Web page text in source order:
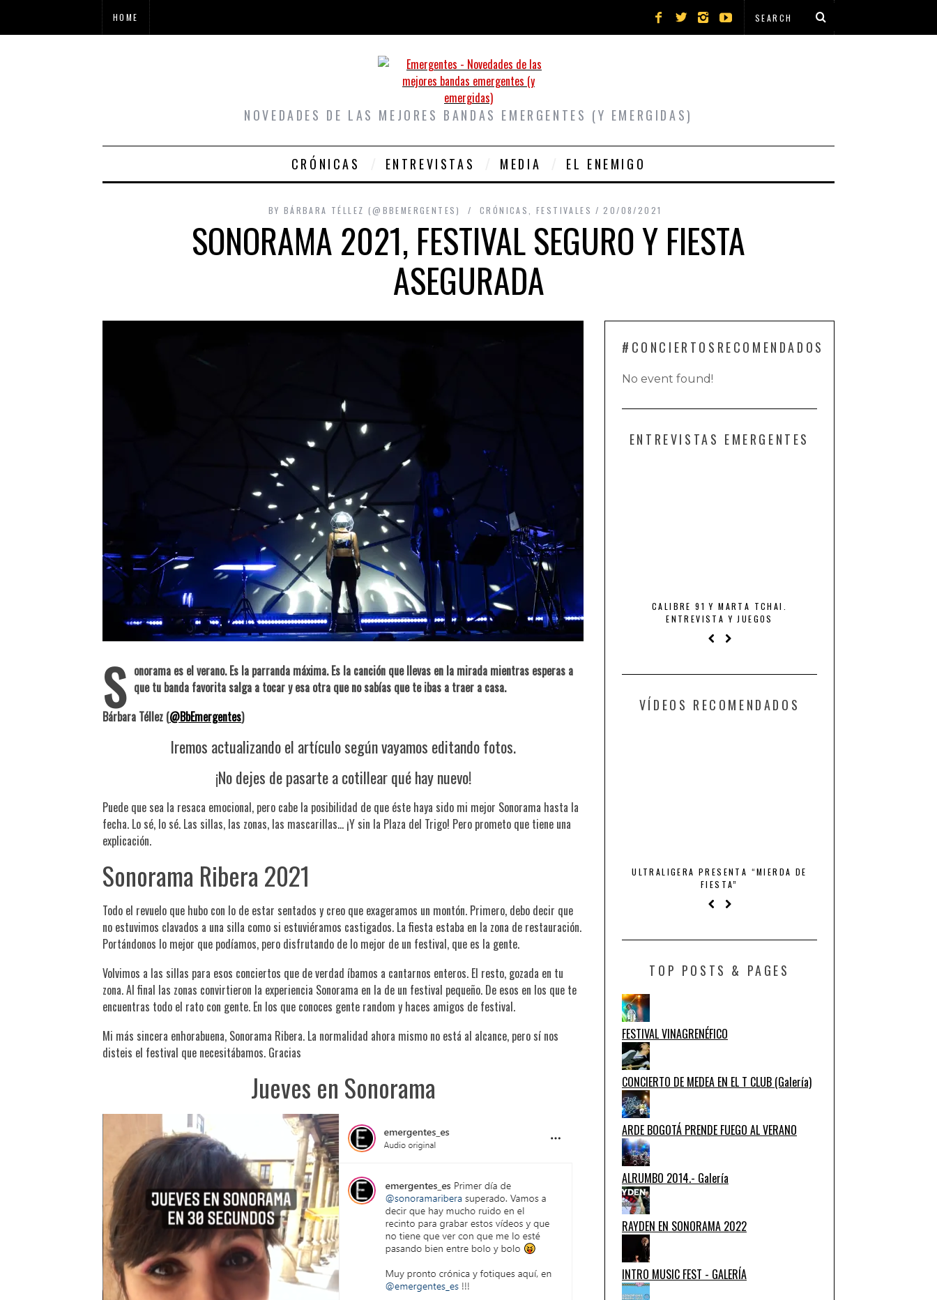
HOME
NOVEDADES DE LAS MEJORES BANDAS EMERGENTES (Y EMERGIDAS)
CRÓNICAS ENTREVISTAS MEDIA EL ENEMIGO
BY BÁRBARA TÉLLEZ (@BBEMERGENTES) CRÓNICAS ,FESTIVALES 20/08/2021
SONORAMA 2021, FESTIVAL SEGURO Y FIESTA
ASEGURADA
S onorama es el verano. Es la parranda máxima. Es la canción que llevas en la mirada mientras esperas a
que tu banda favorita salga a tocar y esa otra que no sabías que te ibas a traer a casa.
Bárbara Téllez (@BbEmergentes)
Iremos actualizando el artículo según vayamos editando fotos.
¡No dejes de pasarte a cotillear qué hay nuevo!
Puede que sea la resaca emocional, pero cabe la posibilidad de que éste haya sido mi mejor Sonorama hasta la
fecha. Lo sé, lo sé. Las sillas, las zonas, las mascarillas… ¡Y sin la Plaza del Trigo! Pero prometo que tiene una
explicación.
Sonorama Ribera 2021
Todo el revuelo que hubo con lo de estar sentados y creo que exageramos un montón. Primero, debo decir que
no estuvimos clavados a una silla como si estuviéramos castigados. La fiesta estaba en la zona de restauración.
Portándonos lo mejor que podíamos, pero disfrutando de lo mejor de un festival, que es la gente.
Volvimos a las sillas para esos conciertos que de verdad íbamos a cantarnos enteros. El resto, gozada en tu
zona. Al final las zonas convirtieron la experiencia Sonorama en la de un festival pequeño. De esos en los que te
encuentras todo el rato con gente. En los que conoces gente random y haces amigos de festival.
Mi más sincera enhorabuena, Sonorama Ribera. La normalidad ahora mismo no está al alcance, pero sí nos
disteis el festival que necesitábamos. Gracias
Jueves en Sonorama
#CONCIERTOSRECOMENDADOS
No event found!
ENTREVISTAS EMERGENTES
BELUGA PRESENTA “TIEMPO DE LEONES”
CALIBRE 91 Y MARTA TCHAI.
ENTREVISTA Y JUEGOS
VÍDEOS RECOMENDADOS
ULTRALIGERA PRESENTA “MIERDA DE
FIESTA”
TOP POSTS & PAGES
FESTIVAL VINAGRENÉFICO
CONCIERTO DE MEDEA EN EL T CLUB (Galería)
ARDE BOGOTÁ PRENDE FUEGO AL VERANO
ALRUMBO 2014.- Galería
RAYDEN EN SONORAMA 2022
INTRO MUSIC FEST - GALERÍA